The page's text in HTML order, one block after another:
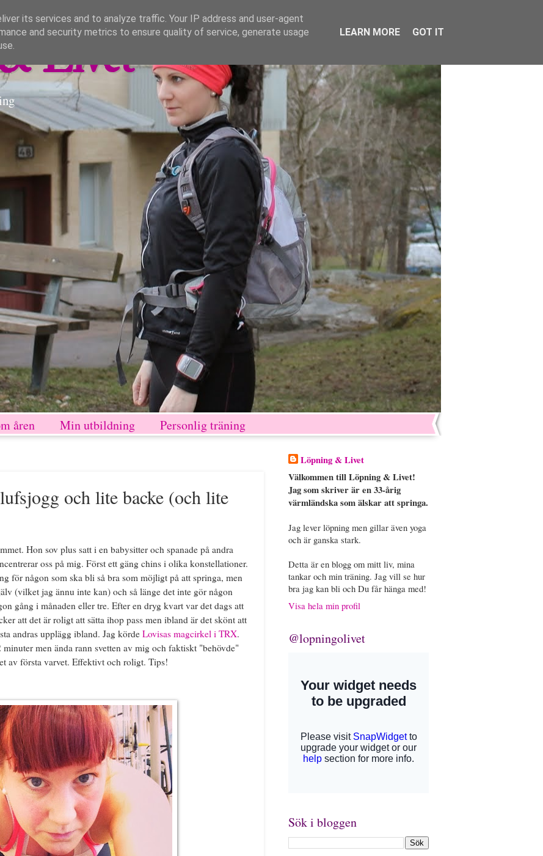
Livet
åren Min utbildning Personlig träning
och lite backe (och lite
Hon sov plus satt i en babysitter och spanade på andra
oss på mig. Först ett gäng chins i olika konstellationer.
för någon som ska bli så bra som möjligt på att springa, men
(vilket jag ännu inte kan) och så länge det inte gör någon
gång i månaden eller tre. Efter en dryg kvart var det dags att
att det är roligt att sätta ihop pass men ibland är det skönt att
andras upplägg ibland. Jag körde Lovisas magcirkel i TRX.
men ända rann svetten av mig och faktiskt "behövde"
av första varvet. Effektivt och roligt. Tips!
Löpning & Livet
Välkommen till Löpning & Livet!
Jag som skriver är en 33-årig
värmländska som älskar att springa.
Jag lever löpning men gillar även yoga
och är ganska stark.
Detta är en blogg om mitt liv, mina
tankar och min träning. Jag vill se hur
bra jag kan bli och Du får hänga med!
Visa hela min profil
@lopningolivet
Sök i bloggen
its services and to analyze traffic. Your IP address and user-agent
and security metrics to ensure quality of service, generate usage
LEARN MORE GOT IT